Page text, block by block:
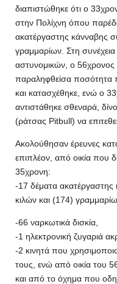
διαπιστώθηκε ότι ο
στην Πολίχνη όπου
ακατέργαστης κάνναβης
γραμμαρίων. Στη
αστυνομικών, ο
παραληφθείσα ποσότητα
και κατασχέθηκε, ενώ ο
αντιστάθηκε σθεναρά,
(ράτσας Pitbull) να
Ακολούθησαν έρευνες
επιπλέον, από οικία που
35χρονη:
-17 δέματα
κιλών και (174)
-66 ναρκωτικά δισκία,
-1 ηλεκτρονική ζυγαριά
-2 κινητά που
τους, ενώ από οικία του
και από το όχημα που